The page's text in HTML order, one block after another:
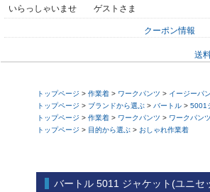
いらっしゃいませ ゲストさま
クーポン情報
送
トップページ > 作業着 > ワークパンツ > イージーパ
トップページ > ブランドから選ぶ > バートル > 5001
トップページ > 作業着 > ワークパンツ > ワークパン
トップページ > 目的から選ぶ > おしゃれ作業着
バートル 5011 ジャケット(ユニセ